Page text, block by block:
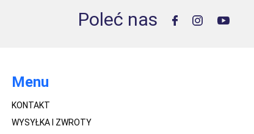
Poleć nas
Menu
KONTAKT
WYSYŁKA I ZWROTY